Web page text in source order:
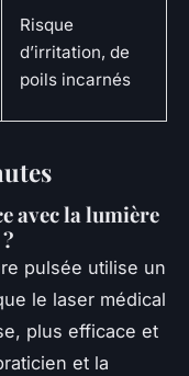
Risque
d’irritation, de
poils incarnés
avec la lumière
pulsée utilise un
le laser médical
plus efficace et
et la